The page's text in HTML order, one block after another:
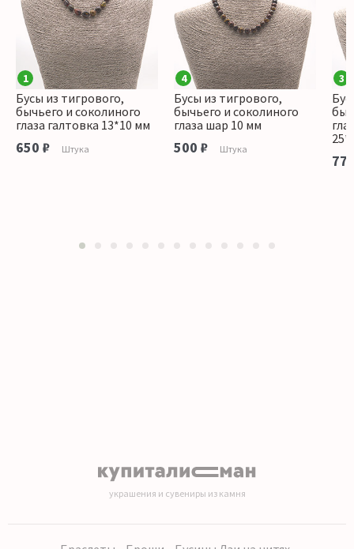
1
Бусы из тигрового,
бычьего и соколиного
глаза галтовка 13*10 мм
650 ₽ Штука
4
Бусы из тигрового,
бычьего и соколиного
глаза шар 10 мм
500 ₽ Штука
3
украшения и сувениры из камня